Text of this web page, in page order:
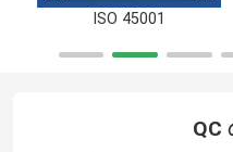
ISO 45001
QC